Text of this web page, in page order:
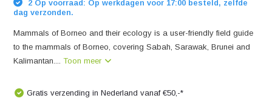
2 Op voorraad: Op werkdagen voor 17:00 besteld, zelfde
dag verzonden.
Mammals of Borneo and their ecology is a user-friendly field guide
to the mammals of Borneo, covering Sabah, Sarawak, Brunei and
Kalimantan....Toon meer
Gratis verzending in Nederland vanaf €50,-*